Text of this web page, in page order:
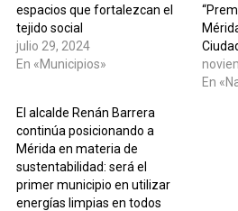
espacios que fortalezcan el
tejido social
julio 29, 2024
En «Municipios»
En
El alcalde Renán Barrera
continúa posicionando a
Mérida en materia de
sustentabilidad: será el
primer municipio en utilizar
energías limpias en todos